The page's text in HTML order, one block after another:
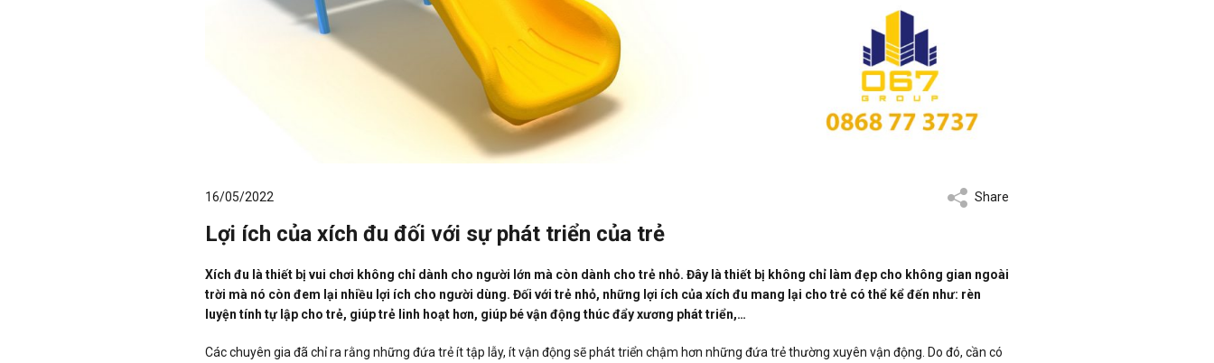
16/05/2022 Share
Lợi ích của xích đu đối với sự phát triển của trẻ
Xích đu là thiết bị vui chơi không chỉ dành cho người lớn mà còn dành cho trẻ nhỏ. Đây là thiết bị không chỉ làm đẹp cho không gian ngoài
trời mà nó còn đem lại nhiều lợi ích cho người dùng. Đối với trẻ nhỏ, những lợi ích của xích đu mang lại cho trẻ có thể kể đến như: rèn
luyện tính tự lập cho trẻ, giúp trẻ linh hoạt hơn, giúp bé vận động thúc đẩy xương phát triển,…
Các chuyên gia đã chỉ ra rằng những đứa trẻ ít tập lẫy, ít vận động sẽ phát triển chậm hơn những đứa trẻ thường xuyên vận động. Do đó, cần có